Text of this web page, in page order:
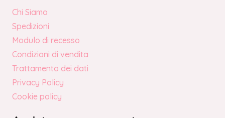
Chi Siamo
Spedizioni
Modulo di recesso
Condizioni di vendita
Trattamento dei dati
Privacy Policy
Cookie policy